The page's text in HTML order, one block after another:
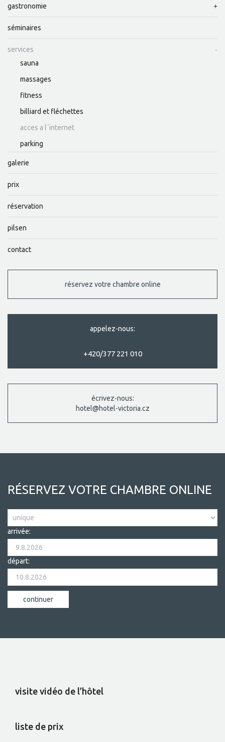
gastronomie
séminaires
services
sauna
massages
fitness
billiard et fléchettes
acces a l´internet
parking
galerie
prix
réservation
pilsen
contact
réservez votre chambre online
appelez-nous:
+420/377 221 010
écrivez-nous:
hotel@hotel-victoria.cz
RÉSERVEZ VOTRE CHAMBRE ONLINE
arrivée:
départ:
visite vidéo de l’hôtel
liste de prix